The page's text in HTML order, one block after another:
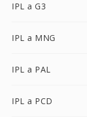
IPL a G3
IPL a MNG
IPL a PAL
IPL a PCD